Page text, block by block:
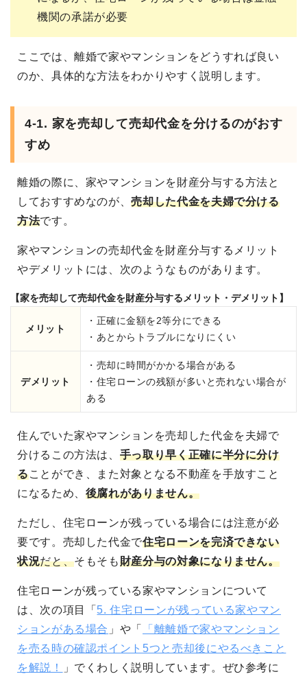
機関の承諾が必要
ここでは、離婚で家やマンションをどうすれば良い
のか、具体的な方法をわかりやすく説明します。
4-1. 家を売却して売却代金を分けるのがおす
すめ
離婚の際に、家やマンションを財産分与する方法と
しておすすめなのが、売却した代金を夫婦で分ける
方法です。
家やマンションの売却代金を財産分与するメリット
やデメリットには、次のようなものがあります。
【家を売却して売却代金を財産分与するメリット・デメリット】
メリット
・正確に金額を2等分にできる
・あとからトラブルになりにくい
デメリット
・売却に時間がかかる場合がある
・住宅ローンの残額が多いと売れない場合が
ある
住んでいた家やマンションを売却した代金を夫婦で
分けるこの方法は、 手っ取り早く正確に半分に分け
ることができ、また対象となる不動産を手放すこと
になるため、 後腐れがありません。
ただし、住宅ローンが残っている場合には注意が必
要です。売却した代金で住宅ローンを完済できない
状況だと、そもそも財産分与の対象になりません。
住宅ローンが残っている家やマンションについて
は、次の項目「 5. 住宅ローンが残っている家やマン
ションがある場合 」や「
「離離婚で家やマンション
を売る時の確認ポイント5つと売却後にやるべきこと
を解説！
」でくわしく説明しています。ぜひ参考に